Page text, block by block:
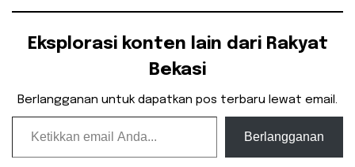
Eksplorasi konten lain dari Rakyat
Bekasi
Berlangganan untuk dapatkan pos terbaru lewat email.
Ketikkan email Anda...
Berlangganan